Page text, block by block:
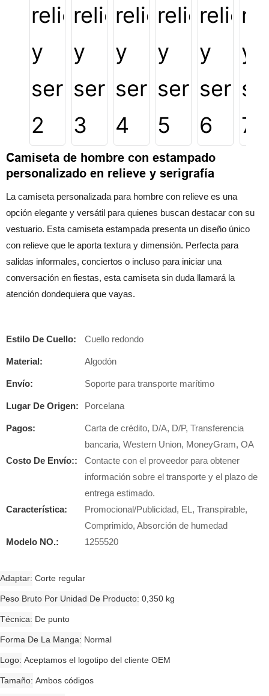
Camiseta de hombre con estampado
personalizado en relieve y serigrafía
La camiseta personalizada para hombre con relieve es una
opción elegante y versátil para quienes buscan destacar con su
vestuario. Esta camiseta estampada presenta un diseño único
con relieve que le aporta textura y dimensión. Perfecta para
salidas informales, conciertos o incluso para iniciar una
conversación en fiestas, esta camiseta sin duda llamará la
atención dondequiera que vayas.
Estilo De Cuello: Cuello redondo
Material: Algodón
Envío: Soporte para transporte marítimo
Lugar De Origen: Porcelana
Pagos:
Carta de crédito, D/A, D/P, Transferencia
bancaria, Western Union, MoneyGram, OA
Costo De Envío::
Contacte con el proveedor para obtener
información sobre el transporte y el plazo de
entrega estimado.
Característica:
Promocional/Publicidad, EL, Transpirable,
Comprimido, Absorción de humedad
Modelo NO.:
1255520
Adaptar Corte regular
Peso Bruto Por Unidad De Producto 0,350 kg
Técnica De punto
Forma De La Manga Normal
Logo Aceptamos el logotipo del cliente OEM
Tamaño Ambos códigos